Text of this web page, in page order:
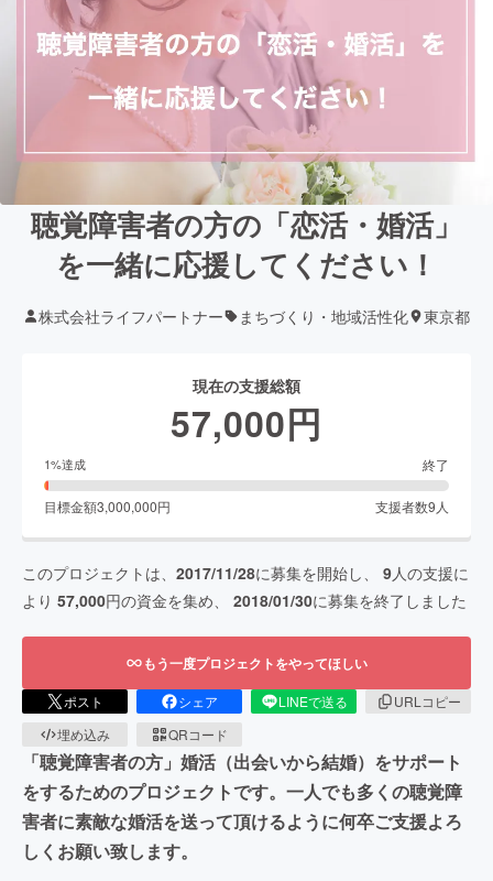
聴覚障害者の方の「恋活・婚活」
を一緒に応援してください！
株式会社ライフパートナー まちづくり・地域活性化 東京都
現在の支援総額
57,000円
1%達成 終了
目標金額3,000,000円 支援者数9 人
このプロジェクトは、 2017/11/28に募集を開始し、 9人の支援に
より 57,000円の資金を集め、 2018/01/30に募集を終了しました
もう一度プロジェクトをやってほしい
ポスト シェア LINEで送る
URLコピー
埋め込み
QRコード
「聴覚障害者の方」婚活（出会いから結婚）をサポート
をするためのプロジェクトです。一人でも多くの聴覚障
害者に素敵な婚活を送って頂けるように何卒ご支援よろ
しくお願い致します。